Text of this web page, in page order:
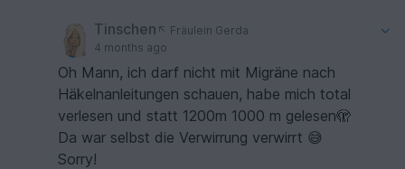
Tinschen
Fräulein Gerda
4 months ago
Oh Mann, ich darf nicht mit Migräne nach
Häkelnanleitungen schauen, habe mich total
verlesen und statt 1200m 1000 m gelesen🫣
Da war selbst die Verwirrung verwirrt 😅
Sorry!